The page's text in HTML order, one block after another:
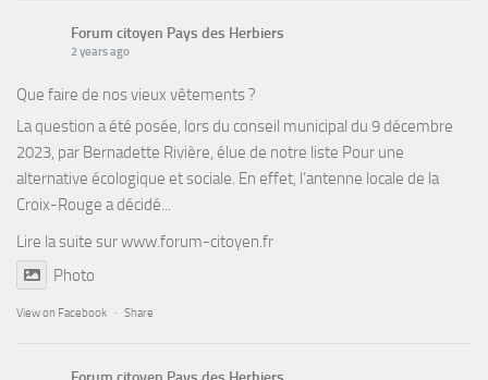
Forum citoyen Pays des Herbiers
2 years ago
Que faire de nos vieux vêtements ?
La question a été posée, lors du conseil municipal du 9 décembre
2023, par Bernadette Rivière, élue de notre liste Pour une
alternative écologique et sociale. En effet, l’antenne locale de la
Croix-Rouge a décidé...
Lire la suite surwww.forum-citoyen.fr
Photo
View on Facebook · Share